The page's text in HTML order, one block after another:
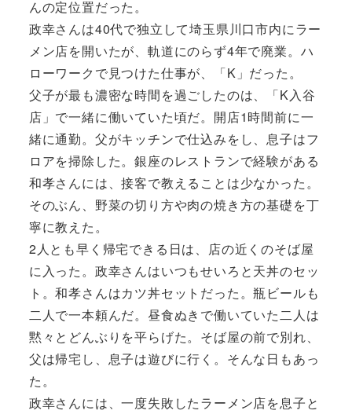
んの定位置だった。
政幸さんは40代で独立して埼玉県川口市内にラー
メン店を開いたが、軌道にのらず4年で廃業。ハ
ローワークで見つけた仕事が、「K」だった。
父子が最も濃密な時間を過ごしたのは、「K入谷
店」で一緒に働いていた頃だ。開店1時間前に一
緒に通勤。父がキッチンで仕込みをし、息子はフ
ロアを掃除した。銀座のレストランで経験がある
和孝さんには、接客で教えることは少なかった。
そのぶん、野菜の切り方や肉の焼き方の基礎を丁
寧に教えた。
2人とも早く帰宅できる日は、店の近くのそば屋
に入った。政幸さんはいつもせいろと天丼のセッ
ト。和孝さんはカツ丼セットだった。瓶ビールも
二人で一本頼んだ。昼食ぬきで働いていた二人は
黙々とどんぶりを平らげた。そば屋の前で別れ、
父は帰宅し、息子は遊びに行く。そんな日もあっ
た。
政幸さんには、一度失敗したラーメン店を息子と